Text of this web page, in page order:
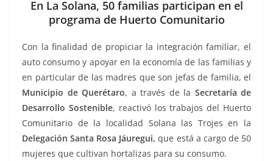
e
b
o
o
k
er l s
A
p
p
y
Li
n
k
gr
a
m
e
En La Solana, 50 familias participan en el
programa de Huerto Comunitario
Con la finalidad de propiciar la integración familiar, el
auto consumo y apoyar en la economía de las familias y
en particular de las madres que son jefas de familia, el
Municipio de Querétaro, a través de la Secretaría de
Desarrollo Sostenible, reactivó los trabajos del Huerto
Comunitario de la localidad Solana las Trojes en la
Delegación Santa Rosa Jáuregui, que está a cargo de 50
mujeres que cultivan hortalizas para su consumo.